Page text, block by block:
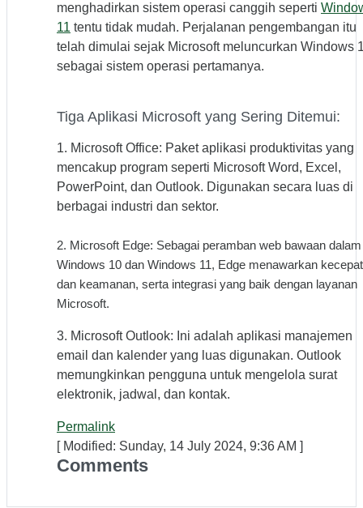
menghadirkan sistem operasi canggih seperti
11 tentu tidak mudah. Perjalanan pengembangan itu
telah dimulai sejak Microsoft meluncurkan Windows
sebagai sistem operasi pertamanya.
Tiga Aplikasi Microsoft yang Sering Ditemui:
1. Microsoft Office: Paket aplikasi produktivitas yang
mencakup program seperti Microsoft Word, Excel,
PowerPoint, dan Outlook. Digunakan secara luas di
berbagai industri dan sektor.
2. Microsoft Edge: Sebagai peramban web bawaan dalam
Windows 10 dan Windows 11, Edge menawarkan
dan keamanan, serta integrasi yang baik dengan layanan
Microsoft.
3. Microsoft Outlook: Ini adalah aplikasi manajemen
email dan kalender yang luas digunakan. Outlook
memungkinkan pengguna untuk mengelola surat
elektronik, jadwal, dan kontak.
Permalink
[ Modified: Sunday, 14 July 2024, 9:36 AM ]
Comments